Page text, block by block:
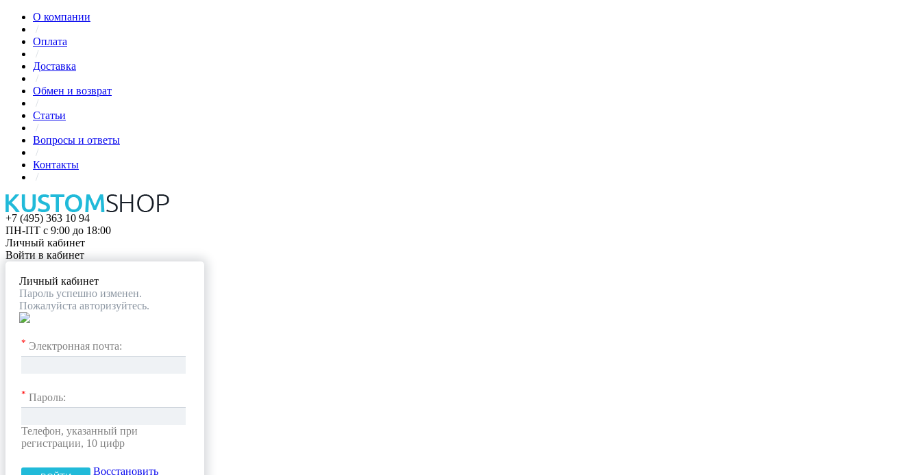
О компании
/
Оплата
/
Доставка
/
Обмен и возврат
/
Статьи
/
Вопросы и ответы
/
Контакты
/
+7 (495) 363 10 94
ПН-ПТ с 9:00 до 18:00
Личный кабинет
Войти в кабинет
Личный кабинет
Пароль успешно изменен.
Пожалуйста авторизуйтесь.
* Электронная почта:
* Пароль:
Телефон, указанный при
регистрации, 10 цифр
Восстановить